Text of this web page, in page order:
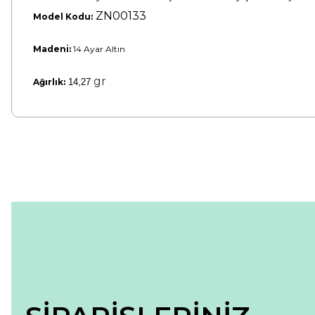
Model Kodu: ZN00133
Madeni: 14 Ayar Altın
Ağırlık: 14,27 gr